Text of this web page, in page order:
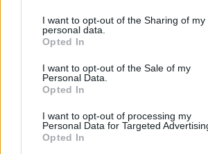
I want to opt-out of the Sharing of my
personal data.
Opted In
I want to opt-out of the Sale of my
Personal Data.
Opted In
I want to opt-out of processing my
Personal Data for Targeted
Opted In
21:00
Χανιά: Τραγούδια που κουβαλούν
αναμνήσεις στο Αρχαιολογικό Μουσείο
20:49
Στην Κρήτη ο υπ. Υποδομών Χρίστος
20:42